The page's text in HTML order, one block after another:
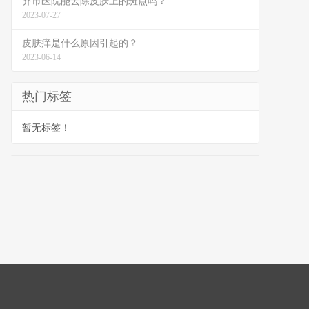
2023-07-27
皮肤痒是什么原因引起的？
2023-06-14
热门标签
暂无标签！